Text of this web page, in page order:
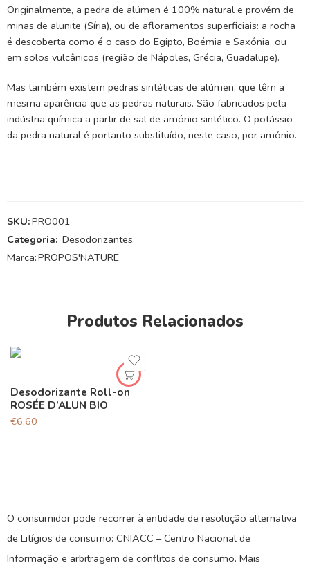
Originalmente, a pedra de alúmen é 100% natural e provém de
minas de alunite (Síria), ou de afloramentos superficiais: a rocha
é descoberta como é o caso do Egipto, Boémia e Saxónia, ou
em solos vulcânicos (região de Nápoles, Grécia, Guadalupe).
Mas também existem pedras sintéticas de alúmen, que têm a
mesma aparência que as pedras naturais. São fabricados pela
indústria química a partir de sal de amónio sintético. O potássio
da pedra natural é portanto substituído, neste caso, por amónio.
SKU:PRO001
Categoria: Desodorizantes
Marca:PROPOS'NATURE
Produtos Relacionados
Desodorizante Roll-on
ROSÉE D’ALUN BIO
€6,60
O consumidor pode recorrer à entidade de resolução alternativa
de Litígios de consumo: CNIACC – Centro Nacional de
Informação e arbitragem de conflitos de consumo. Mais